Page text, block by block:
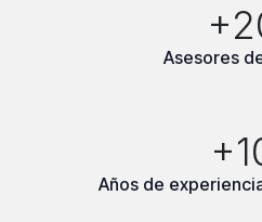
Asesores
Años de